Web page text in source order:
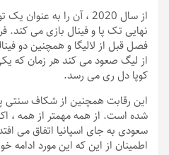
از سال 2020 ، آن را به
نهایی تک پا و فینال بازی می کند.
از لیگ صعود می کند هر زمان که یکی
کوپا دل ری می رسد.
این رقابت همچنین از شکاف سنتی
شده است. از همه مهمتر از همه ،
سعودی به جای اسپانیا اتفاق می
اطمینان از این که این مورد ادامه